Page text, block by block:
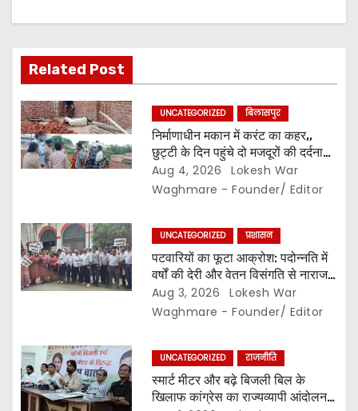
i
o
n
Related Post
UNCATEGORIZED बिलासपुर
निर्माणाधीन मकान में करंट का कहर,,
छुट्टी के दिन पहुंचे दो मजदूरों की दर्दनाक
मौत,, सुरक्षा इंतजामों पर उठे सवाल…
Aug 4, 2026
Lokesh War
Waghmare - Founder/ Editor
UNCATEGORIZED प्रशासन
पटवारियों का फूटा आक्रोश: पदोन्नति में
वर्षों की देरी और वेतन विसंगति से नाराज,,
संघ ने कलेक्टर से की तत्काल कार्रवाई की
मांग…
Aug 3, 2026
Lokesh War
Waghmare - Founder/ Editor
UNCATEGORIZED राजनीति
स्मार्ट मीटर और बढ़े बिजली बिल के
खिलाफ कांग्रेस का राज्यव्यापी आंदोलन,,